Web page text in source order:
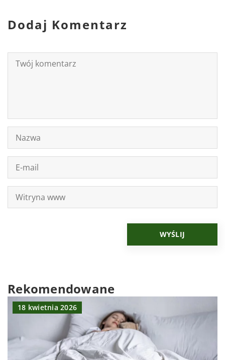
Dodaj Komentarz
Rekomendowane
18 kwietnia 2026